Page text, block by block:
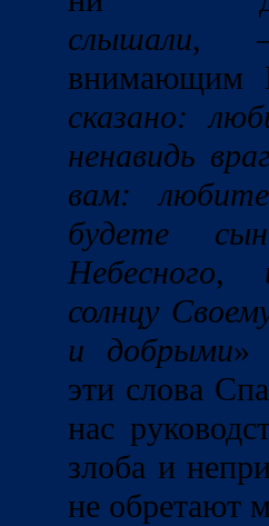
слышали, —
сказано:
ненавидь
вам:
будете
солнцу
и добрыми»
эти слова
нас
злоба и
не обретают